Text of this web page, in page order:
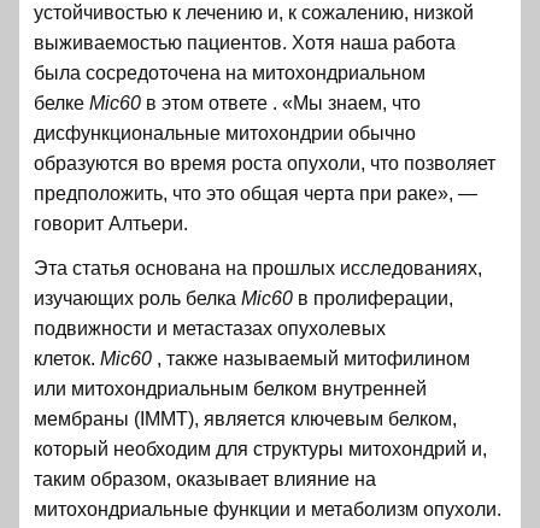
устойчивостью к лечению и, к сожалению, низкой
выживаемостью пациентов. Хотя наша работа
была сосредоточена на митохондриальном
белке Mic60 в этом ответе . «Мы знаем, что
дисфункциональные митохондрии обычно
образуются во время роста опухоли, что позволяет
предположить, что это общая черта при раке», —
говорит Алтьери.
Эта статья основана на прошлых исследованиях,
изучающих роль белка Mic60 в пролиферации,
подвижности и метастазах опухолевых
клеток. Mic60 , также называемый митофилином
или митохондриальным белком внутренней
мембраны (IMMT), является ключевым белком,
который необходим для структуры митохондрий и,
таким образом, оказывает влияние на
митохондриальные функции и метаболизм опухоли.